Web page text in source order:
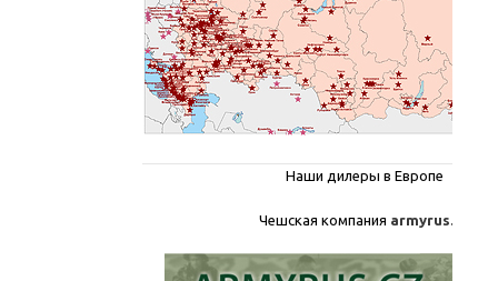
Наши дилеры в Европе
Чешская компания armyrus.cz